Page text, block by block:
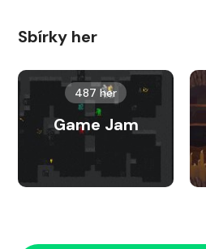
Sbírky her
487 her
Game Jam